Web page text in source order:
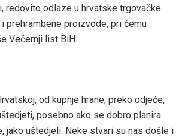
redovito odlaze u hrvatske trgovačke
prehrambene proizvode, pri čemu
Večernji list BiH.
od kupnje hrane, preko odjeće,
posebno ako se dobro planira.
jako uštedjeli. Neke stvari su nas došle i